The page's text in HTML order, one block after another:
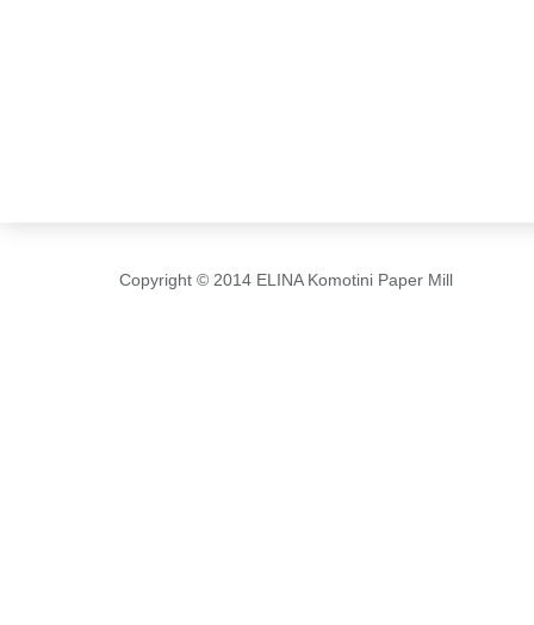
Copyright © 2014 ELINA Komotini Paper Mill